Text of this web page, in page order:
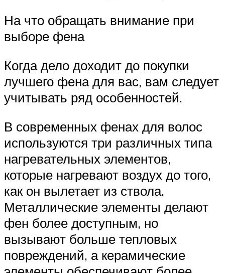
На что обращать внимание при
выборе фена
Когда дело доходит до покупки
лучшего фена для вас, вам следует
учитывать ряд особенностей.
В современных фенах для волос
используются три различных типа
нагревательных элементов,
которые нагревают воздух до того,
как он вылетает из ствола.
Металлические элементы делают
фен более доступным, но
вызывают больше тепловых
повреждений, а керамические